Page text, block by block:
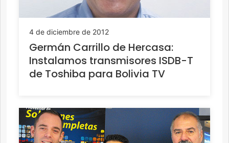
4 de diciembre de 2012
Germán Carrillo de Hercasa:
Instalamos transmisores ISDB-T
de Toshiba para Bolivia TV